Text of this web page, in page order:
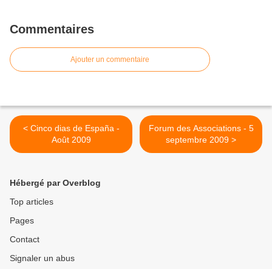
Commentaires
Ajouter un commentaire
< Cinco dias de España -
Août 2009
Forum des Associations - 5
septembre 2009 >
Hébergé par Overblog
Top articles
Pages
Contact
Signaler un abus